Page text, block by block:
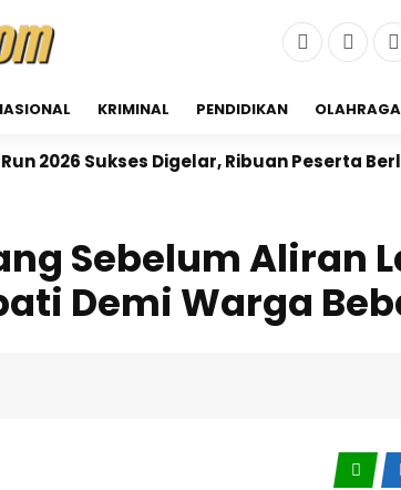
KRIMINAL PENDIDIKAN OLAHRAGA
Digelar, Ribuan Peserta Berlari di Tengah
Sebelum Aliran
Demi Warga